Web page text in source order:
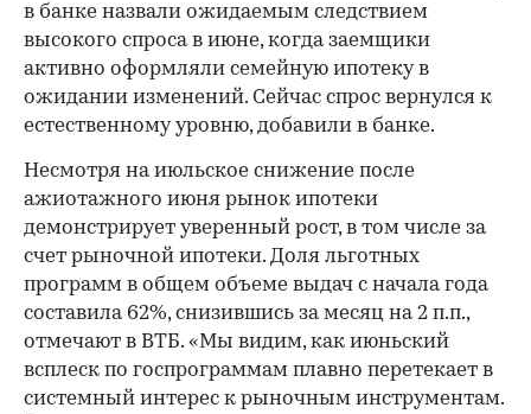
в банке назвали ожидаемым следствием
высокого спроса в июне, когда заемщики
активно оформляли семейную ипотеку в
ожидании изменений. Сейчас спрос вернулся к
естественному уровню, добавили в банке.
Несмотря на июльское снижение после
ажиотажного июня рынок ипотеки
демонстрирует уверенный рост, в том числе за
счет рыночной ипотеки. Доля льготных
программ в общем объеме выдач с начала года
составила 62%, снизившись за месяц на 2 п.п.,
отмечают в ВТБ. «Мы видим, как июньский
всплеск по госпрограммам плавно перетекает в
системный интерес к рыночным инструментам.